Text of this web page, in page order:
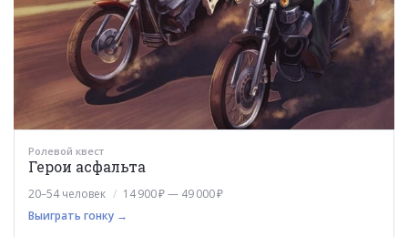
Ролевой квест
Герои асфальта
20–54 человек
14 900 ₽ — 49 000 ₽
Выиграть гонку →